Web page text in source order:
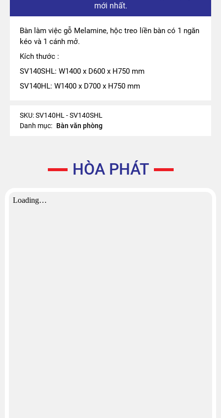
mới nhất.
Bàn làm việc gỗ Melamine, hộc treo liền bàn có 1 ngăn
kéo và 1 cánh mở.
Kích thước :
SV140SHL: W1400 x D600 x H750 mm
SV140HL: W1400 x D700 x H750 mm
SKU:SV140HL - SV140SHL
Danh mục: Bàn văn phòng
HÒA PHÁT